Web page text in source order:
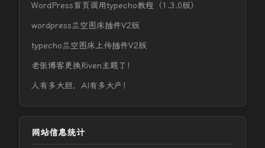
WordPress首页调用typecho教程（1.3.0版）
wordpress兰空图床插件V2版
typecho兰空图床上传插件V2版
老张博客更换Riven主题了！
人有多大胆，AI有多大产！
网站信息统计